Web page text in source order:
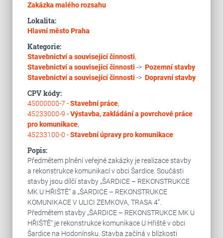
Zakázka malého rozsahu
Lokalita:
Hlavní město Praha
Kategorie:
Stavebnictví a související činnosti,
Stavebnictví a související činnosti -> Pozemní stavby
Stavebnictví a související činnosti -> Dopravní stavby
CPV kódy:
45000000-7 -Stavební práce,
45233000-9 -Výstavba, zakládání a povrchové práce
pro komunikace,
45233100-0 -Stavební úpravy pro komunikace
Popis:
Předmětem plnění veřejné zakázky je realizace stavby
a rekonstrukce komunikací v obci Šardice. Součásti
stavby jsou dílčí stavby „ŠARDICE – REKONSTRUKCE
MK U HŘIŠTĚ“ a „ŠARDICE – REKONSTRUKCE
KOMUNIKACE V ULICI ZEMKOVA, TRASA 4“.
Předmětem stavby „ŠARDICE – REKONSTRUKCE MK U
HŘIŠTĚ“ je rekonstrukce komunikace U Hřiště v obci
Šardice na Hodonínsku. Stavba začíná v blízkosti